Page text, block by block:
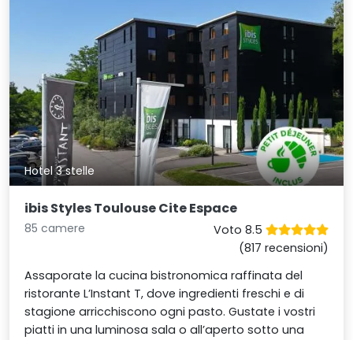
Hotel 3 stelle
ibis Styles Toulouse Cite Espace
85 camere
Voto 8.5
(817 recensioni)
Assaporate la cucina bistronomica raffinata del
ristorante L’Instant T, dove ingredienti freschi e di
stagione arricchiscono ogni pasto. Gustate i vostri
piatti in una luminosa sala o all’aperto sotto una